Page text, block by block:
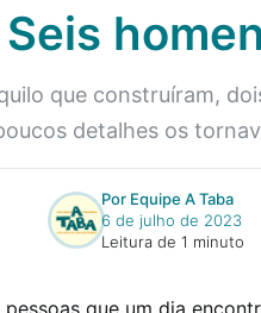
Seis
que construíram,
detalhes os
Por Equipe A Taba
6 de julho de 2023
Leitura de 1 minuto
que um dia